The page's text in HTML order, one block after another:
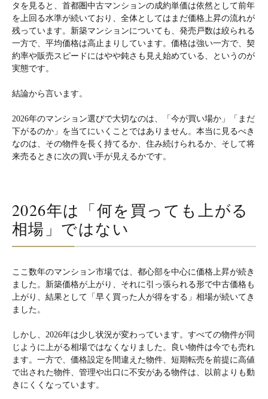
タを見ると、首都圏中古マンションの成約単価は依然として前年
を上回る水準が続いており、全体としてはまだ価格上昇の流れが
残っています。新築マンションについても、発売戸数は絞られる
一方で、平均価格は高止まりしています。価格は強い一方で、契
約率や販売スピードにはやや鈍さも見え始めている、というのが
実態です。
結論から言います。
2026年のマンション選びで大切なのは、「今が買い場か」「まだ
下がるのか」を当てにいくことではありません。本当に見るべき
なのは、その物件を長く持てるか、住み続けられるか、そして将
来売るときに次の買い手が見えるかです。
2026年は「何を買っても上がる
相場」ではない
ここ数年のマンション市場では、都心部を中心に価格上昇が続き
ました。新築価格が上がり、それに引っ張られる形で中古価格も
上がり、結果として「早く買った人が得をする」相場が続いてき
ました。
しかし、2026年は少し状況が変わっています。すべての物件が同
じように上がる相場ではなくなりました。良い物件は今でも売れ
ます。一方で、価格設定を間違えた物件、短期転売を前提に高値
で出された物件、管理や出口に不安がある物件は、以前よりも動
きにくくなっています。